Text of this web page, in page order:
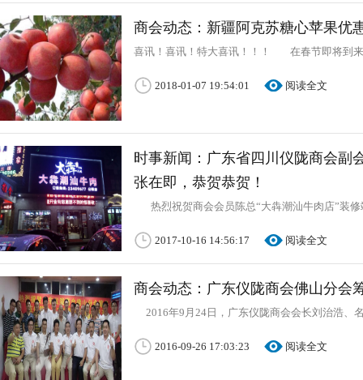
商会动态：新疆阿克苏糖心苹果优
喜讯！喜讯！特大喜讯！！！ 在春节即将到
2018-01-07 19:54:01 阅读全文
时事新闻：广东省四川仪陇商会副
张在即，恭贺恭贺！
热烈祝贺商会会员陈总“大犇潮汕牛肉店”装修
2017-10-16 14:56:17 阅读全文
商会动态：广东仪陇商会佛山分会
2016年9月24日，广东仪陇商会会长刘治浩、
2016-09-26 17:03:23 阅读全文